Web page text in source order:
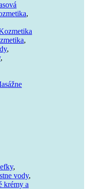
,
,
,
,
,
vody,
krémy a